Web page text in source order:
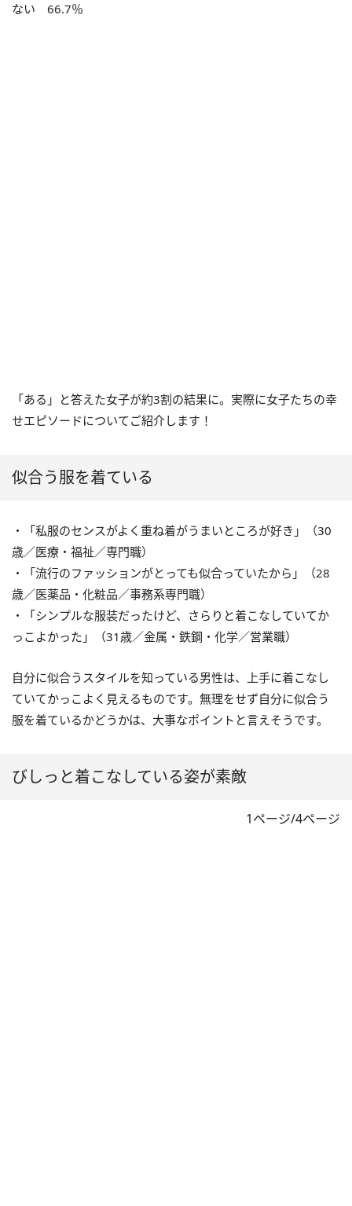
ない 66.7％
「ある」と答えた女子が約3割の結果に。実際に女子たちの幸
せエピソードについてご紹介します！
似合う服を着ている
・「私服のセンスがよく重ね着がうまいところが好き」（30
歳／医療・福祉／専門職）
・「流行のファッションがとっても似合っていたから」（28
歳／医薬品・化粧品／事務系専門職）
・「シンプルな服装だったけど、さらりと着こなしていてか
っこよかった」（31歳／金属・鉄鋼・化学／営業職）
自分に似合うスタイルを知っている男性は、上手に着こなし
ていてかっこよく見えるものです。無理をせず自分に似合う
服を着ているかどうかは、大事なポイントと言えそうです。
びしっと着こなしている姿が素敵
1ページ/4ページ